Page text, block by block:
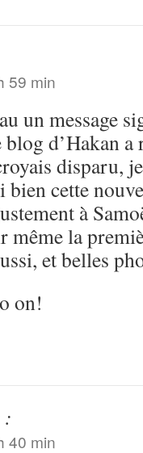
59 min
un message
d’Hakan a
disparu,
bien cette
à
même la
et belles
on!
40 min